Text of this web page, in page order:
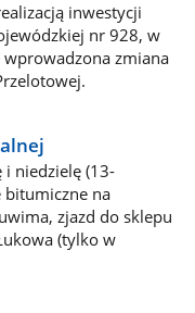
inwestycji
nr 928, w
zmiana
i niedzielę (13-
bitumiczne na
zjazd do sklepu
(tylko w